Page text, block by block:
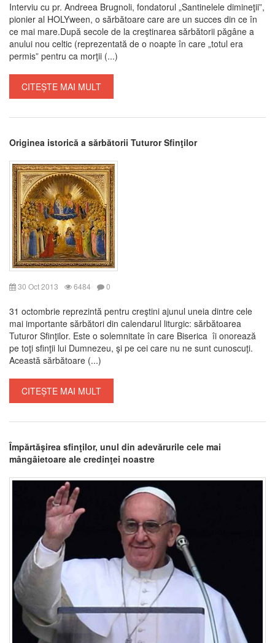
Interviu cu pr. Andreea Brugnoli, fondatorul „Santinelele dimineţii”,
pionier al HOLYween, o sărbătoare care are un succes din ce în
ce mai mare.După secole de la creştinarea sărbătorii păgâne a
anului nou celtic (reprezentată de o noapte în care „totul era
permis” pentru ca morţii (...)
CITEȘTE MAI MULT
Originea istorică a sărbătorii Tuturor Sfinţilor
30 Oct 2013 6484 0
31 octombrie reprezintă pentru creştini ajunul uneia dintre cele
mai importante sărbători din calendarul liturgic: sărbătoarea
Tuturor Sfinţilor. Este o solemnitate în care Biserica îi onorează
pe toţi sfinţii lui Dumnezeu, şi pe cei care nu ne sunt cunoscuţi.
Această sărbătoare (...)
CITEȘTE MAI MULT
Împărtăşirea sfinţilor, unul din adevărurile cele mai
mângâietoare ale credinţei noastre